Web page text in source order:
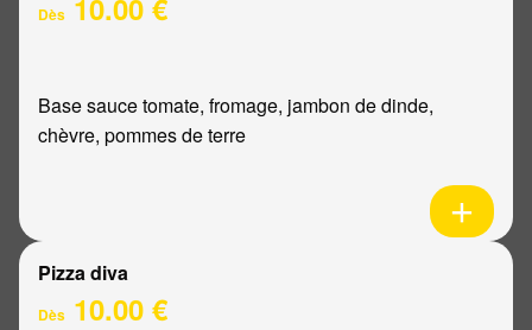
Dès
Base sauce tomate, fromage, jambon de dinde,
chèvre, pommes de terre
Pizza diva
Dès 10.00 €